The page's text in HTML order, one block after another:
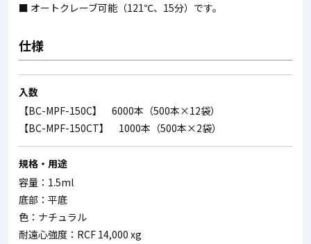
■ オートクレーブ可能（121℃、15分）です。
仕様
入数
【BC-MPF-150C】 6000本（500本×12袋）
【BC-MPF-150CT】 1000本（500本×2袋）
規格・用途
容量：1.5ml
底部：平底
色：ナチュラル
耐遠心強度：RCF 14,000 xg